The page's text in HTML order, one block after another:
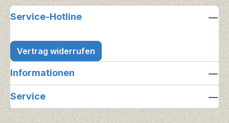
Service-Hotline
Vertrag widerrufen
Informationen
Service